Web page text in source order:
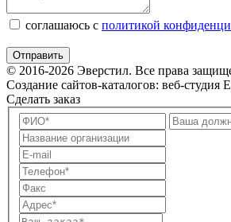
соглашаюсь с политикой
© 2016-2026 Эверстил. Все права
Создание сайтов-каталогов: веб-студия
Сделать заказ